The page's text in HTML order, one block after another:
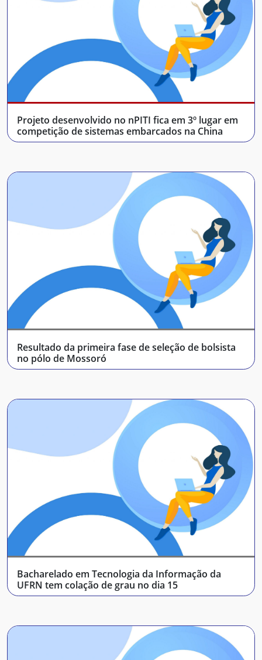
Projeto desenvolvido no nPITI fica em 3º lugar em
competição de sistemas embarcados na China
Resultado da primeira fase de seleção de bolsista
no pólo de Mossoró
Bacharelado em Tecnologia da Informação da
UFRN tem colação de grau no dia 15